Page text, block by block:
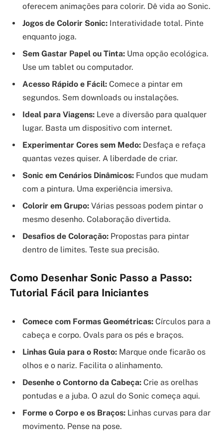
oferecem animações para colorir. Dê vida ao Sonic.
Jogos de Colorir Sonic: Interatividade total. Pinte
enquanto joga.
Sem Gastar Papel ou Tinta: Uma opção ecológica.
Use um tablet ou computador.
Acesso Rápido e Fácil: Comece a pintar em
segundos. Sem downloads ou instalações.
Ideal para Viagens: Leve a diversão para qualquer
lugar. Basta um dispositivo com internet.
Experimentar Cores sem Medo: Desfaça e refaça
quantas vezes quiser. A liberdade de criar.
Sonic em Cenários Dinâmicos: Fundos que mudam
com a pintura. Uma experiência imersiva.
Colorir em Grupo: Várias pessoas podem pintar o
mesmo desenho. Colaboração divertida.
Desafios de Coloração: Propostas para pintar
dentro de limites. Teste sua precisão.
Como Desenhar Sonic Passo a Passo:
Tutorial Fácil para Iniciantes
Comece com Formas Geométricas: Círculos para a
cabeça e corpo. Ovals para os pés e braços.
Linhas Guia para o Rosto: Marque onde ficarão os
olhos e o nariz. Facilita o alinhamento.
Desenhe o Contorno da Cabeça: Crie as orelhas
pontudas e a juba. O azul do Sonic começa aqui.
Forme o Corpo e os Braços: Linhas curvas para dar
movimento. Pense na pose.